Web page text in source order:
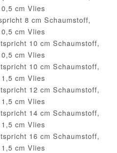
cm Vlies
8 cm Schaumstoff,
cm Vlies
10 cm Schaumstoff,
cm Vlies
10 cm Schaumstoff,
cm Vlies
12 cm Schaumstoff,
cm Vlies
14 cm Schaumstoff,
cm Vlies
16 cm Schaumstoff,
cm Vlies